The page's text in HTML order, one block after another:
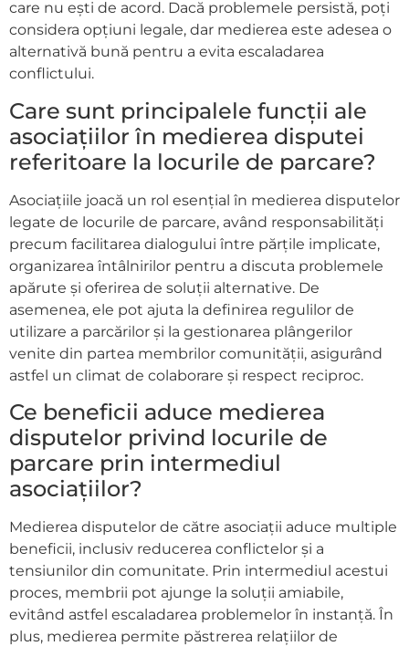
care nu ești de acord. Dacă problemele persistă, poți
considera opțiuni legale, dar medierea este adesea o
alternativă bună pentru a evita escaladarea
conflictului.
Care sunt principalele funcții ale
asociațiilor în medierea disputei
referitoare la locurile de parcare?
Asociațiile joacă un rol esențial în medierea disputelor
legate de locurile de parcare, având responsabilități
precum facilitarea dialogului între părțile implicate,
organizarea întâlnirilor pentru a discuta problemele
apărute și oferirea de soluții alternative. De
asemenea, ele pot ajuta la definirea regulilor de
utilizare a parcărilor și la gestionarea plângerilor
venite din partea membrilor comunității, asigurând
astfel un climat de colaborare și respect reciproc.
Ce beneficii aduce medierea
disputelor privind locurile de
parcare prin intermediul
asociațiilor?
Medierea disputelor de către asociații aduce multiple
beneficii, inclusiv reducerea conflictelor și a
tensiunilor din comunitate. Prin intermediul acestui
proces, membrii pot ajunge la soluții amiabile,
evitând astfel escaladarea problemelor în instanță. În
plus, medierea permite păstrerea relațiilor de